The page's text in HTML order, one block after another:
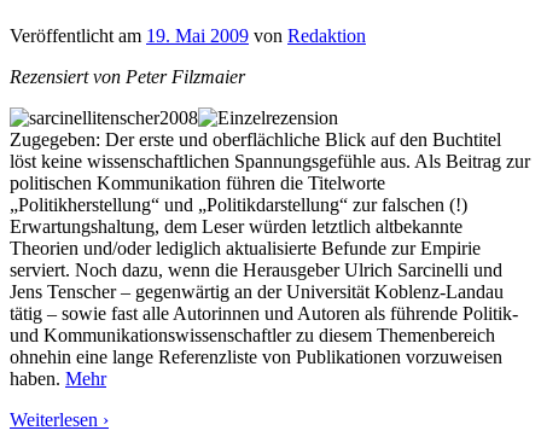
Veröffentlicht am 19. Mai 2009 von Redaktion
Rezensiert von Peter Filzmaier
Zugegeben: Der erste und oberflächliche Blick auf den Buchtitel
löst keine wissenschaftlichen Spannungsgefühle aus. Als Beitrag zur
politischen Kommunikation führen die Titelworte
„Politikherstellung“ und „Politikdarstellung“ zur falschen (!)
Erwartungshaltung, dem Leser würden letztlich altbekannte
Theorien und/oder lediglich aktualisierte Befunde zur Empirie
serviert. Noch dazu, wenn die Herausgeber Ulrich Sarcinelli und
Jens Tenscher – gegenwärtig an der Universität Koblenz-Landau
tätig – sowie fast alle Autorinnen und Autoren als führende Politik-
und Kommunikationswissenschaftler zu diesem Themenbereich
ohnehin eine lange Referenzliste von Publikationen vorzuweisen
haben. Mehr
Weiterlesen ›